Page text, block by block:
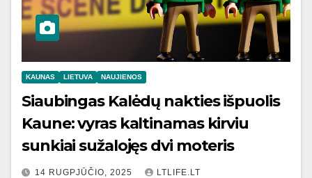
KAUNAS LIETUVA NAUJIENOS
Siaubingas Kalėdų nakties išpuolis
Kaune: vyras kaltinamas kirviu
sunkiai sužalojęs dvi moteris
14 RUGPJŪČIO, 2025 LTLIFE.LT